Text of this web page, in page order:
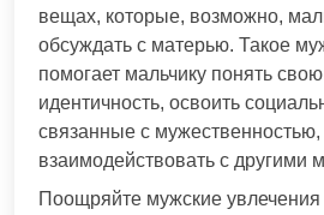
вещах, которые, возможно,
обсуждать с матерью. Такое
помогает мальчику понять
идентичность, освоить
связанные с мужественностью,
взаимодействовать с другими
Поощряйте мужские увлечения